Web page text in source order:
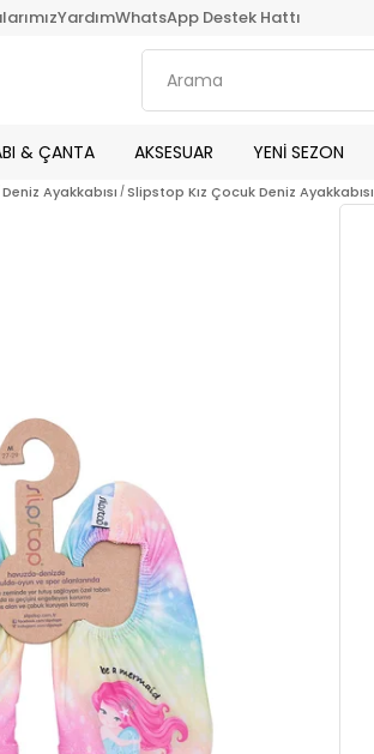
YardımWhatsApp Destek Hattı
& ÇANTA AKSESUAR YENİ SEZON
Deniz Ayakkabısı Slipstop Kız Çocuk Deniz Ayakkabısı